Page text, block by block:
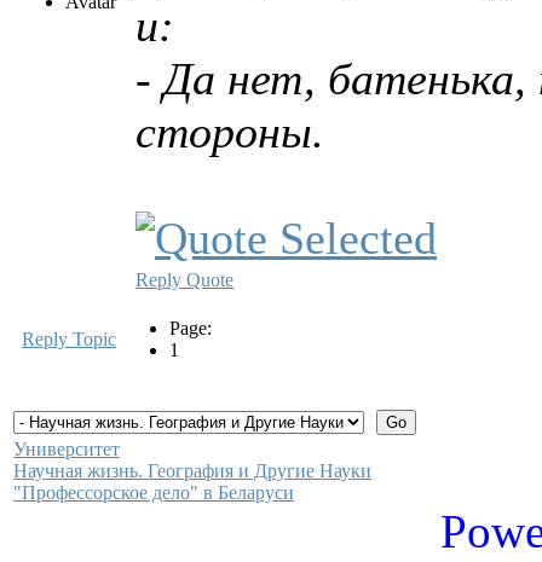
и:
- Да нет, батенька,
стороны.
Reply Quote
Reply Topic
Page:
1
Университет
Научная жизнь. География и Другие Науки
"Профессорское дело" в Беларуси